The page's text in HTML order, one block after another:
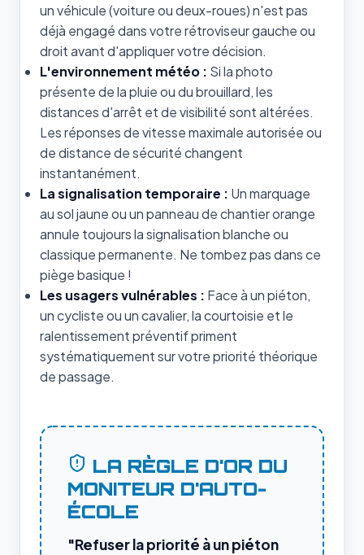
un véhicule (voiture ou deux-roues) n'est pas
déjà engagé dans votre rétroviseur gauche ou
droit avant d'appliquer votre décision.
L'environnement météo : Si la photo
présente de la pluie ou du brouillard, les
distances d'arrêt et de visibilité sont altérées.
Les réponses de vitesse maximale autorisée ou
de distance de sécurité changent
instantanément.
La signalisation temporaire : Un marquage
au sol jaune ou un panneau de chantier orange
annule toujours la signalisation blanche ou
classique permanente. Ne tombez pas dans ce
piège basique !
Les usagers vulnérables : Face à un piéton,
un cycliste ou un cavalier, la courtoisie et le
ralentissement préventif priment
systématiquement sur votre priorité théorique
de passage.
LA RÈGLE D'OR DU
MONITEUR D'AUTO-
ÉCOLE
"Refuser la priorité à un piéton